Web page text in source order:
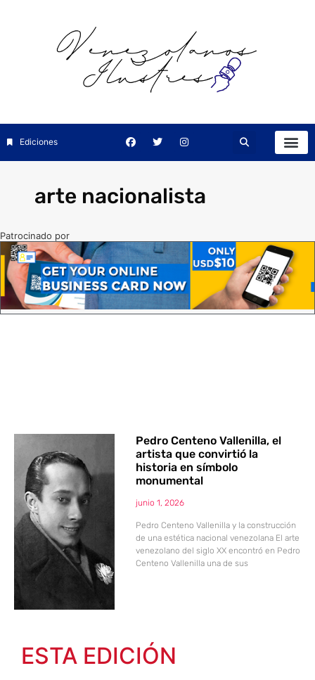
Ediciones
arte nacionalista
Patrocinado por
Pedro Centeno Vallenilla, el
artista que convirtió la
historia en símbolo
monumental
junio 1, 2026
Pedro Centeno Vallenilla y la construcción
de una estética nacional venezolana El arte
venezolano del siglo XX encontró en Pedro
Centeno Vallenilla una de sus
ESTA EDICIÓN